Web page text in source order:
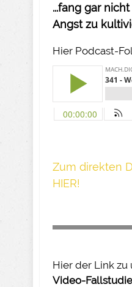
...fang gar
Angst zu
Hier Podcast-
Z um direkte n
HIER!
Hier der Link zu
Video-